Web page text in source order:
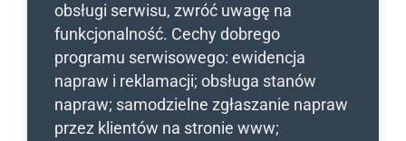
obsługi serwisu, zwróć uwagę na
funkcjonalność. Cechy dobrego
programu serwisowego: ewidencja
napraw i reklamacji; obsługa stanów
napraw; samodzielne zgłaszanie napraw
przez klientów na stronie www;